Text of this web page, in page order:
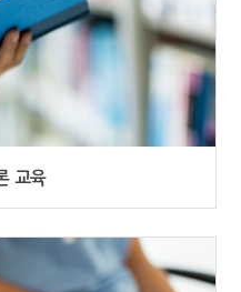
교육